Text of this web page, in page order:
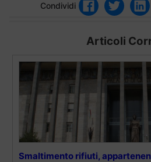
Condividi
Articoli
Smaltimento rifiuti,